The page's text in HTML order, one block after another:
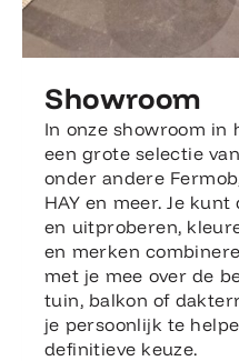
Showroom
In onze showroom in
een grote selectie
onder andere
HAY en meer. Je
en uitproberen,
en merken
met je mee over de
tuin, balkon of
je persoonlijk te
definitieve keuze.